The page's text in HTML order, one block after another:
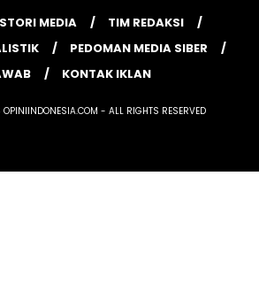
MEDIA
TIM REDAKSI
PEDOMAN MEDIA SIBER
KONTAK IKLAN
- ALL RIGHTS RESERVED